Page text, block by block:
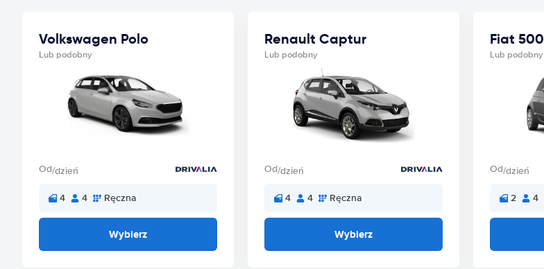
Volkswagen Polo
Lub podobny
Od/dzień
4 4 Ręczna
Wybierz
Renault Captur
Lub podobny
Od/dzień
4 4 Ręczna
Wybierz
Fiat 500
Lub podobny
Od/dzień
2 4